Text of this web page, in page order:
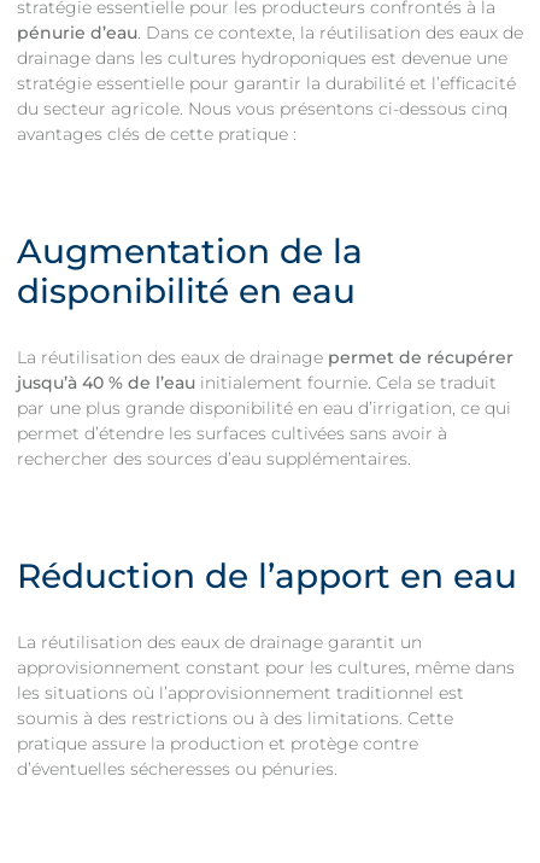
stratégie essentielle pour les producteurs confrontés à la
pénurie d’eau. Dans ce contexte, la réutilisation des eaux de
drainage dans les cultures hydroponiques est devenue une
stratégie essentielle pour garantir la durabilité et l’efficacité
du secteur agricole. Nous vous présentons ci-dessous cinq
avantages clés de cette pratique :
Augmentation de la
disponibilité en eau
La réutilisation des eaux de drainage permet de récupérer
jusqu’à 40 % de l’eau initialement fournie. Cela se traduit
par une plus grande disponibilité en eau d’irrigation, ce qui
permet d’étendre les surfaces cultivées sans avoir à
rechercher des sources d’eau supplémentaires.
Réduction de l’apport en eau
La réutilisation des eaux de drainage garantit un
approvisionnement constant pour les cultures, même dans
les situations où l’approvisionnement traditionnel est
soumis à des restrictions ou à des limitations. Cette
pratique assure la production et protège contre
d’éventuelles sécheresses ou pénuries.